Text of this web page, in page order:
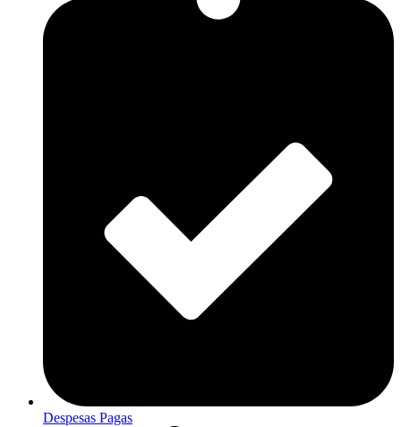
Despesas Pagas